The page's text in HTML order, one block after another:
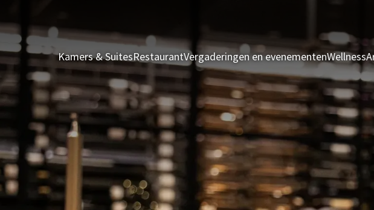
Kamers & SuitesRestaurantVergaderingen en evenementenWellness